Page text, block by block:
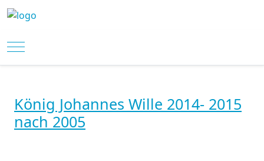
Mobile Menu Toggle
König Johannes Wille 2014- 2015
nach 2005